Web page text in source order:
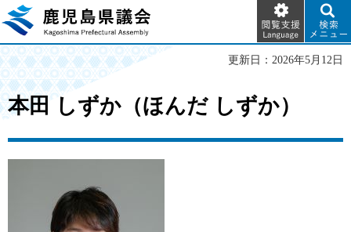
鹿児島県議会
閲覧支
援
Language
検索メ
ニュー
更新日：2026年5月12日
本田 しずか（ほんだ しずか）